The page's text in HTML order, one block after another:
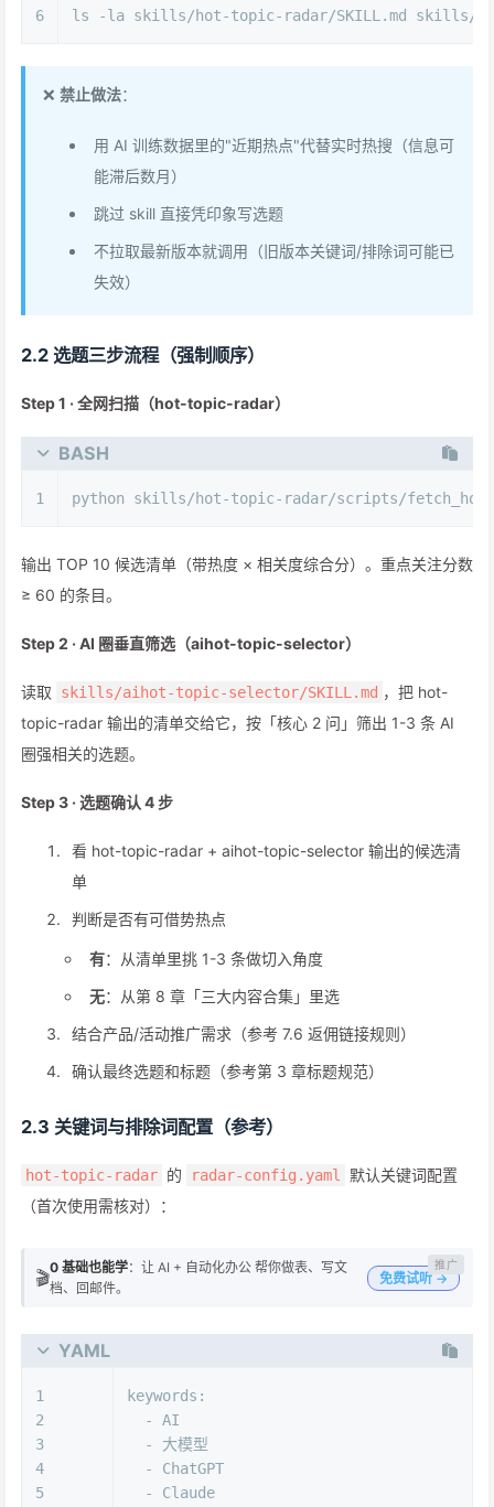
6
ls -la skills/hot-topic-radar/SKILL.md skills/
❌ 禁止做法：
用 AI 训练数据里的"近期热点"代替实时热搜（信息可
能滞后数月）
跳过 skill 直接凭印象写选题
不拉取最新版本就调用（旧版本关键词/排除词可能已
失效）
2.2 选题三步流程（强制顺序）
Step 1 · 全网扫描（hot-topic-radar）
BASH
1 python skills/hot-topic-radar/scripts/
输出 TOP 10 候选清单（带热度 × 相关度综合分）。重点关注分数
≥ 60 的条目。
Step 2 · AI 圈垂直筛选（aihot-topic-selector）
读取 skills/aihot-topic-selector/SKILL.md ，把 hot-
topic-radar 输出的清单交给它，按「核心 2 问」筛出 1-3 条 AI
圈强相关的选题。
Step 3 · 选题确认 4 步
看 hot-topic-radar + aihot-topic-selector 输出的候选清
单
判断是否有可借势热点
有：从清单里挑 1-3 条做切入角度
无：从第 8 章「三大内容合集」里选
结合产品/活动推广需求（参考 7.6 返佣链接规则）
确认最终选题和标题（参考第 3 章标题规范）
2.3 关键词与排除词配置（参考）
hot-topic-radar 的 radar-config.yaml
默认关键词配置
（首次使用需核对）：
🎬0 基础也能学：让 AI + 自动化办公 帮你做表、写文
档、回邮件。
免费试听 →
YAML
1
2
3
4
5
keywords:
-
AI
-
大模型
-
ChatGPT
-
Claude